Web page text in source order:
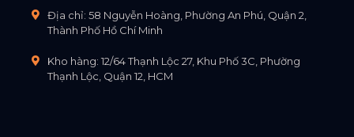
Địa chỉ: 58 Nguyễn Hoàng, Phường An Phú, Quận 2,
Thành Phố Hồ Chí Minh
Kho hàng: 12/64 Thạnh Lộc 27, Khu Phố 3C, Phường
Thạnh Lộc, Quận 12, HCM